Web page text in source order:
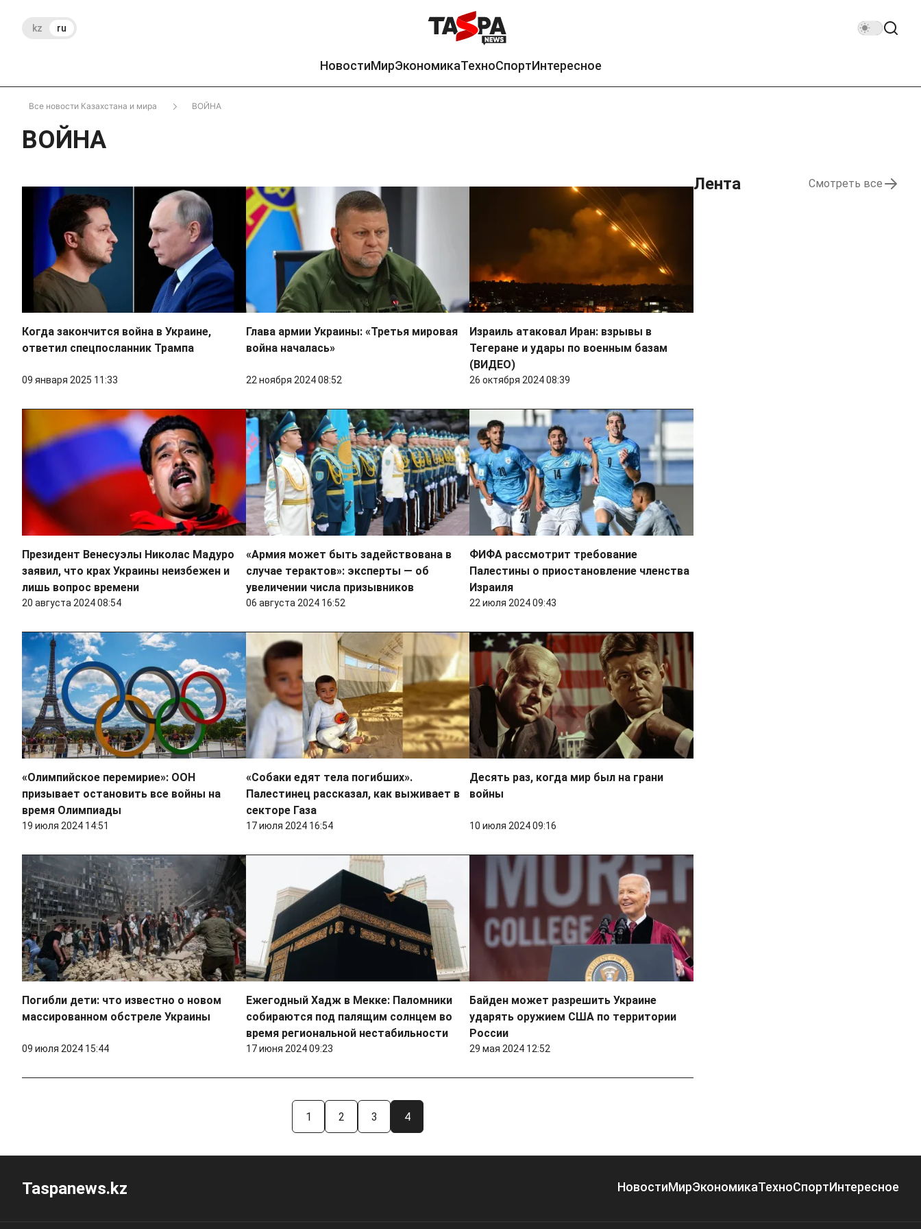
kz ru
НовостиМирЭкономикаТехноСпортИнтересное
Все новости Казахстана и мира ВОЙНА
ВОЙНА
Когда закончится война в Украине,
ответил спецпосланник Трампа
09 января 2025 11:33
Глава армии Украины: «Третья мировая
война началась»
22 ноября 2024 08:52
Израиль атаковал Иран: взрывы в
Тегеране и удары по военным базам
(ВИДЕО)
26 октября 2024 08:39
Президент Венесуэлы Николас Мадуро
заявил, что крах Украины неизбежен и
лишь вопрос времени
20 августа 2024 08:54
«Армия может быть задействована в
случае терактов»: эксперты — об
увеличении числа призывников
06 августа 2024 16:52
ФИФА рассмотрит требование
Палестины о приостановление членства
Израиля
22 июля 2024 09:43
«Олимпийское перемирие»: ООН
призывает остановить все войны на
время Олимпиады
19 июля 2024 14:51
«Собаки едят тела погибших».
Палестинец рассказал, как выживает в
секторе Газа
17 июля 2024 16:54
Десять раз, когда мир был на грани
войны
10 июля 2024 09:16
Погибли дети: что известно о новом
массированном обстреле Украины
09 июля 2024 15:44
Ежегодный Хадж в Мекке: Паломники
собираются под палящим солнцем во
время региональной нестабильности
17 июня 2024 09:23
Байден может разрешить Украине
ударять оружием США по территории
России
29 мая 2024 12:52
1 2 3 4
Лента Смотреть все
Taspanews.kz НовостиМирЭкономикаТехноСпортИнтересное